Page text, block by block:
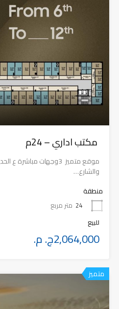
مكتب اداري – 24م
موقع متميز 3وجهات مباشرة
والشارع…
منطقة
24 متر مربع
للبيع
2,064,000ج. م.
متميز